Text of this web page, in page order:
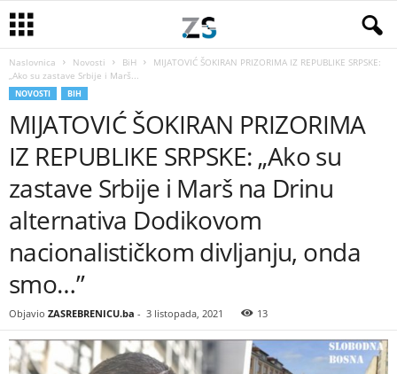
Naslovnica Novosti BiH
MIJATOVIĆ ŠOKIRAN PRIZORIMA IZ REPUBLIKE SRPSKE:
„Ako su zastave Srbije i Marš...
NOVOSTI BIH
MIJATOVIĆ ŠOKIRAN PRIZORIMA
IZ REPUBLIKE SRPSKE: „Ako su
zastave Srbije i Marš na Drinu
alternativa Dodikovom
nacionalističkom divljanju, onda
smo…”
Objavio ZASREBRENICU.ba - 3 listopada, 2021 13